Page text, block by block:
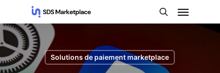
main
content
search
Solutions de paiement marketplace